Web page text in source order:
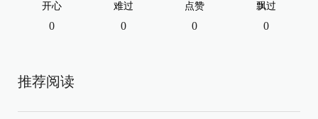
开心
0
难过
0
点赞
0
飘过
0
推荐阅读